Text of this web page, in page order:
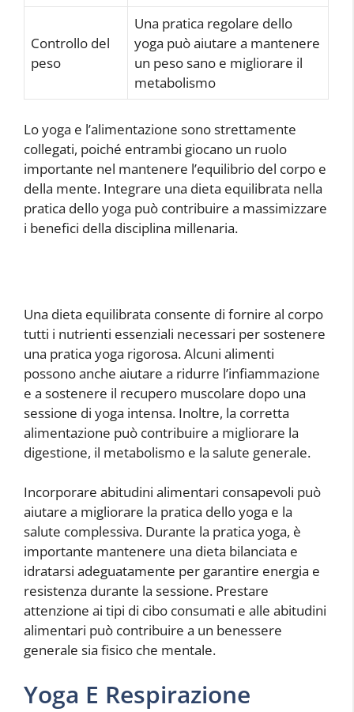
Controllo del
peso
Una pratica regolare dello
yoga può aiutare a mantenere
un peso sano e migliorare il
metabolismo
Lo yoga e l’alimentazione sono strettamente
collegati, poiché entrambi giocano un ruolo
importante nel mantenere l’equilibrio del corpo e
della mente. Integrare una dieta equilibrata nella
pratica dello yoga può contribuire a massimizzare
i benefici della disciplina millenaria.
Una dieta equilibrata consente di fornire al corpo
tutti i nutrienti essenziali necessari per sostenere
una pratica yoga rigorosa. Alcuni alimenti
possono anche aiutare a ridurre l’infiammazione
e a sostenere il recupero muscolare dopo una
sessione di yoga intensa. Inoltre, la corretta
alimentazione può contribuire a migliorare la
digestione, il metabolismo e la salute generale.
Incorporare abitudini alimentari consapevoli può
aiutare a migliorare la pratica dello yoga e la
salute complessiva. Durante la pratica yoga, è
importante mantenere una dieta bilanciata e
idratarsi adeguatamente per garantire energia e
resistenza durante la sessione. Prestare
attenzione ai tipi di cibo consumati e alle abitudini
alimentari può contribuire a un benessere
generale sia fisico che mentale.
Yoga E Respirazione